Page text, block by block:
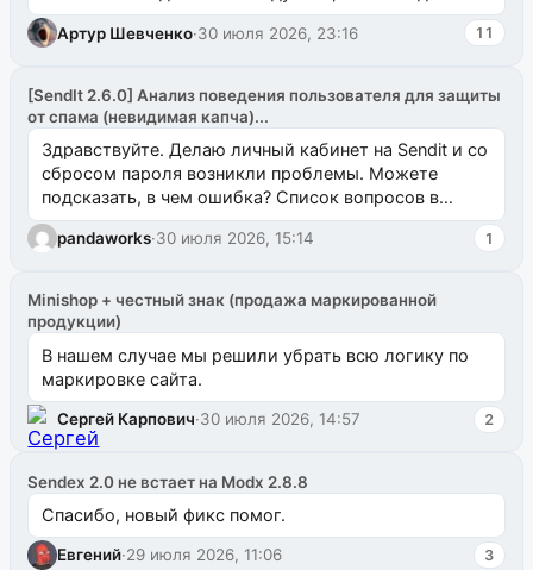
Артур Шевченко·30 июля 2026, 23:16 11
[SendIt 2.6.0] Анализ поведения пользователя для защиты
от спама (невидимая капча)...
Здравствуйте. Делаю личный кабинет на Sendit и со
сбросом пароля возникли проблемы. Можете
подсказать, в чем ошибка? Список вопросов в
одноименном разделе на modx.pro пока пуст, и,...
pandaworks·30 июля 2026, 15:14 1
Minishop + честный знак (продажа маркированной
продукции)
В нашем случае мы решили убрать всю логику по
маркировке сайта.
Сергей Карпович·30 июля 2026, 14:57 2
Sendex 2.0 не встает на Modx 2.8.8
Спасибо, новый фикс помог.
Евгений·29 июля 2026, 11:06 3